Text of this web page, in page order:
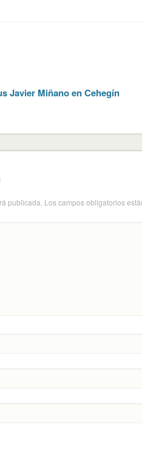
Javier Miñano en Cehegín
publicada. Los campos obligatorios